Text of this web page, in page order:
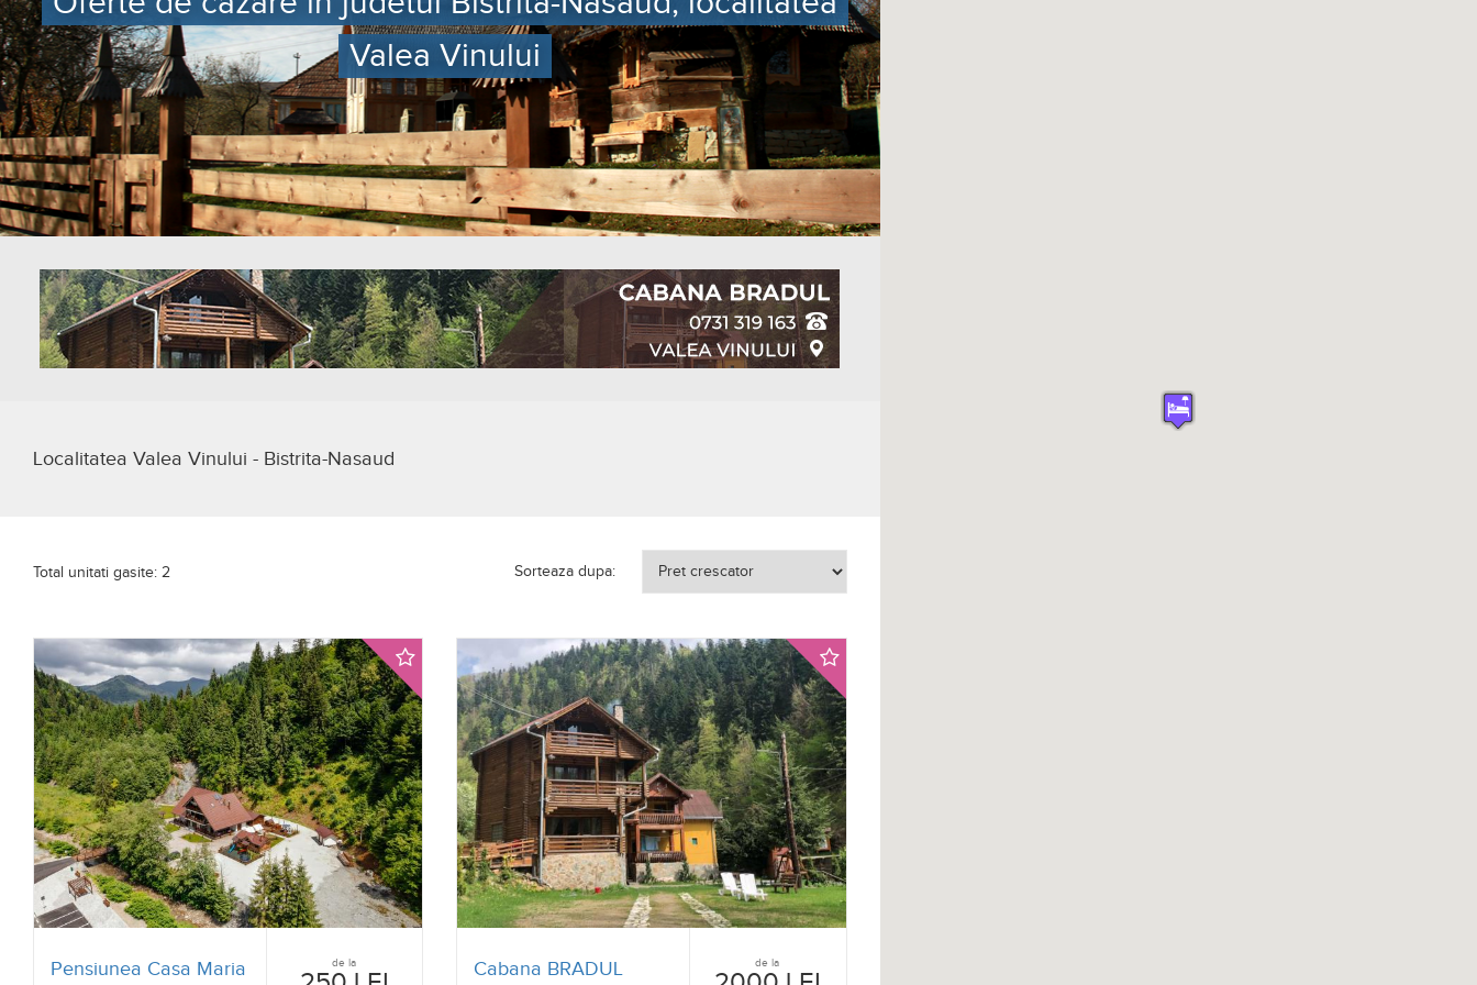
Valea Vinului
Localitatea Valea Vinului - Bistrita-Nasaud
Total unitati gasite: 2 Sorteaza dupa:
Pensiunea Casa Maria de la Cabana BRADUL de la